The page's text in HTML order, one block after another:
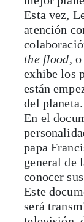
Esta vez,
atención
the flood, o
exhibe los
están
del planeta.
En el
papa
general de
conocer
Este
será